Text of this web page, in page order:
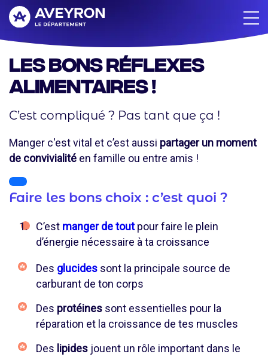
Aller
au
contenu
principal
Les bons réflexes
alimentaires !
C’est compliqué ? Pas tant que ça !
Manger c'est vital et c’est aussi partager un moment
de convivialité en famille ou entre amis !
Faire les bons choix : c’est quoi ?
C’est manger de toutpour faire le plein
d’énergie nécessaire à ta croissance
Des glucides sont la principale source de
carburant de ton corps
Des protéines sont essentielles pour la
réparation et la croissance de tes muscles
Des lipides jouent un rôle important dans le